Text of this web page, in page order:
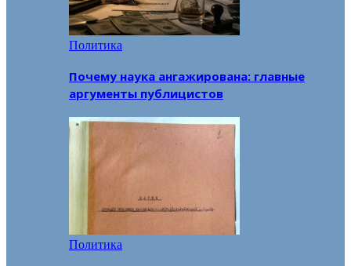
Политика
Почему наука ангажирована: главные
аргументы публицистов
Политика